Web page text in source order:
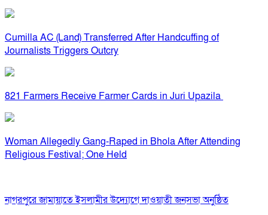
Cumilla AC (Land) Transferred After Handcuffing of
Journalists Triggers Outcry
821 Farmers Receive Farmer Cards in Juri Upazila
Woman Allegedly Gang-Raped in Bhola After Attending
Religious Festival; One Held
নাগরপুরে জামায়াতে ইসলামীর উদ্যোগে দাওয়াতী জনসভা অনুষ্ঠিত